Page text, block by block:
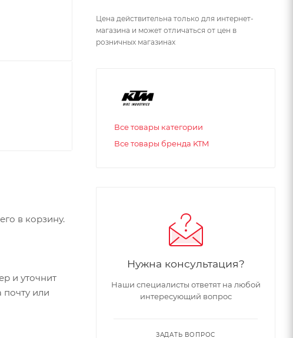
в корзину.
и уточнит
почту или
Цена действительна только для интернет-
магазина и может отличаться от цен в
розничных магазинах
Все товары категории
Все товары бренда KTM
Нужна консультация?
Наши специалисты ответят на любой
интересующий вопрос
ЗАДАТЬ ВОПРОС